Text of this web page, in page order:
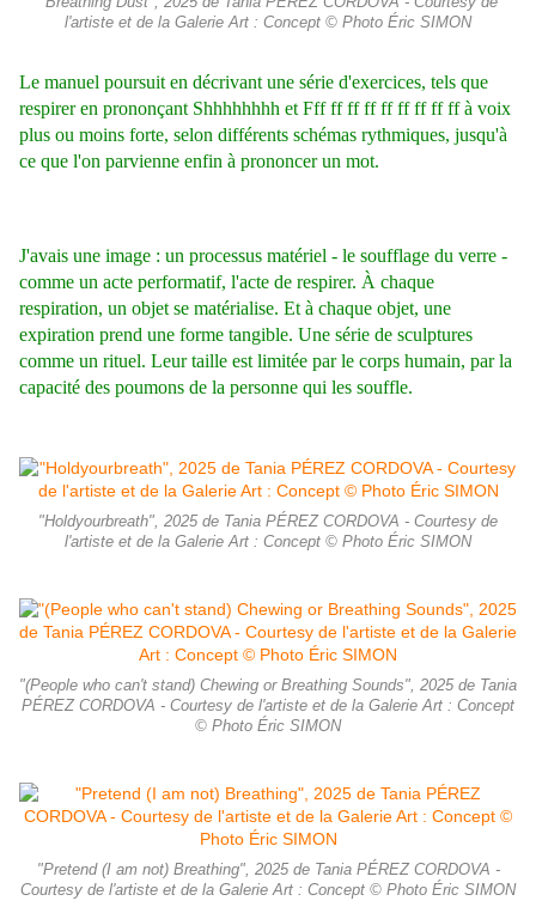
l'artiste et de la Galerie Art : Concept © Photo Éric SIMON
Le manuel poursuit en décrivant une série d'exercices, tels que
respirer en prononçant Shhhhhhhh et Fff ff ff ff ff ff ff ff ff à voix
plus ou moins forte, selon différents schémas rythmiques, jusqu'à
ce que l'on parvienne enfin à prononcer un mot.
J'avais une image : un processus matériel - le soufflage du verre -
comme un acte performatif, l'acte de respirer. À chaque
respiration, un objet se matérialise. Et à chaque objet, une
expiration prend une forme tangible. Une série de sculptures
comme un rituel. Leur taille est limitée par le corps humain, par la
capacité des poumons de la personne qui les souffle.
"Holdyourbreath", 2025 de Tania PÉREZ CORDOVA - Courtesy de
l'artiste et de la Galerie Art : Concept © Photo Éric SIMON
"(People who can't stand) Chewing or Breathing Sounds", 2025 de Tania
PÉREZ CORDOVA - Courtesy de l'artiste et de la Galerie Art : Concept
© Photo Éric SIMON
"Pretend (I am not) Breathing", 2025 de Tania PÉREZ CORDOVA -
Courtesy de l'artiste et de la Galerie Art : Concept © Photo Éric SIMON